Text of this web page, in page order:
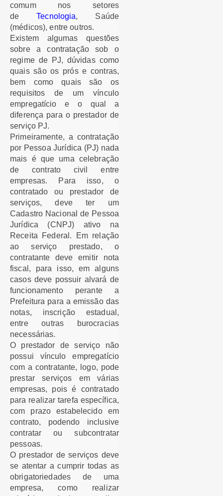
comum nos setores
deTecnologia, Saúde
(médicos), entre outros.
Existem algumas questões
sobre a contratação sob o
regime de PJ, dúvidas como
quais são os prós e contras,
bem como quais são os
requisitos de um vínculo
empregatício e o qual a
diferença para o prestador de
serviço PJ.
Primeiramente, a contratação
por Pessoa Jurídica (PJ) nada
mais é que uma celebração
de contrato civil entre
empresas. Para isso, o
contratado ou prestador de
serviços, deve ter um
Cadastro Nacional de Pessoa
Jurídica (CNPJ) ativo na
Receita Federal. Em relação
ao serviço prestado, o
contratante deve emitir nota
fiscal, para isso, em alguns
casos deve possuir alvará de
funcionamento perante a
Prefeitura para a emissão das
notas, inscrição estadual,
entre outras burocracias
necessárias.
O prestador de serviço não
possui vínculo empregatício
com a contratante, logo, pode
prestar serviços em várias
empresas, pois é contratado
para realizar tarefa específica,
com prazo estabelecido em
contrato, podendo inclusive
contratar ou subcontratar
pessoas.
O prestador de serviços deve
se atentar a cumprir todas as
obrigatoriedades de uma
empresa, como realizar